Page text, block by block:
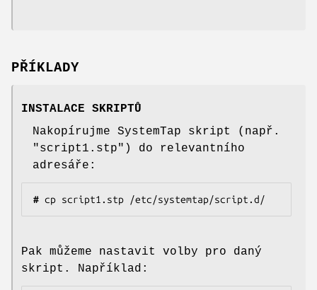
PŘÍKLADY
INSTALACE SKRIPTŮ
Nakopírujme SystemTap skript (např.
"script1.stp") do relevantního
adresáře:
# cp script1.stp /etc/systemtap/script.d/
Pak můžeme nastavit volby pro daný
skript. Například: